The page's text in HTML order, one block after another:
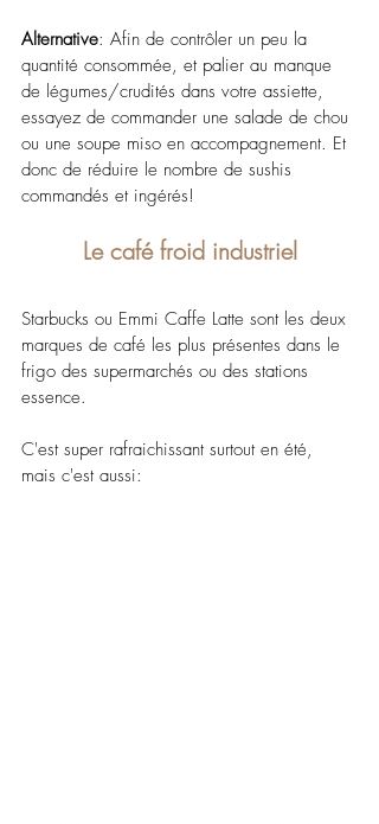
Alternative: Afin de contrôler un peu la
quantité consommée, et palier au manque
de légumes/crudités dans votre assiette,
essayez de commander une salade de chou
ou une soupe miso en accompagnement. Et
donc de réduire le nombre de sushis
commandés et ingérés!
Le café froid industriel
Starbucks ou Emmi Caffe Latte sont les deux
marques de café les plus présentes dans le
frigo des supermarchés ou des stations
essence.
C'est super rafraichissant surtout en été,
mais c'est aussi: